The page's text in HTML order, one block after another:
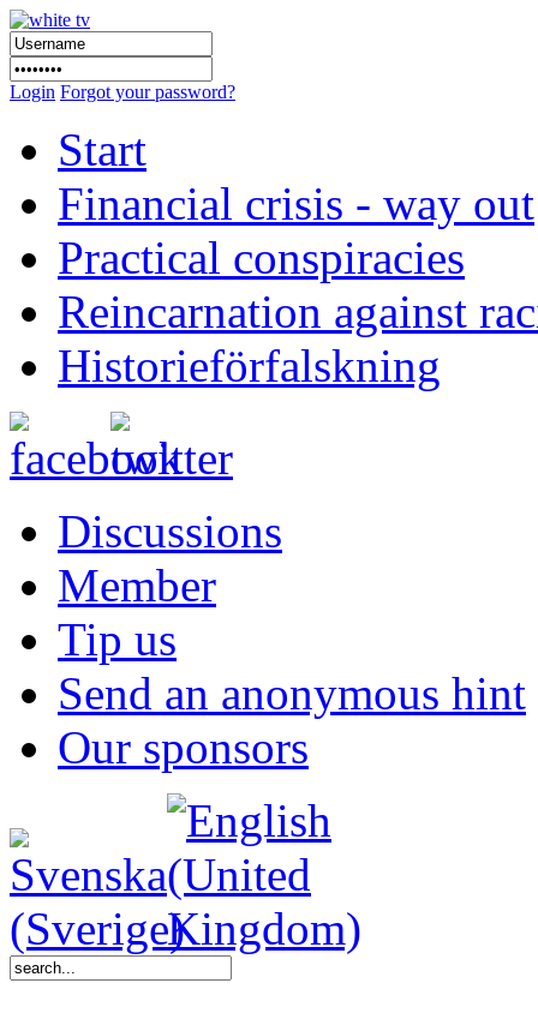
Login Forgot your password?
Start
Financial crisis - way out
Practical conspiracies
Reincarnation against
Historieförfalskning
Discussions
Member
Tip us
Send an anonymous hint
Our sponsors